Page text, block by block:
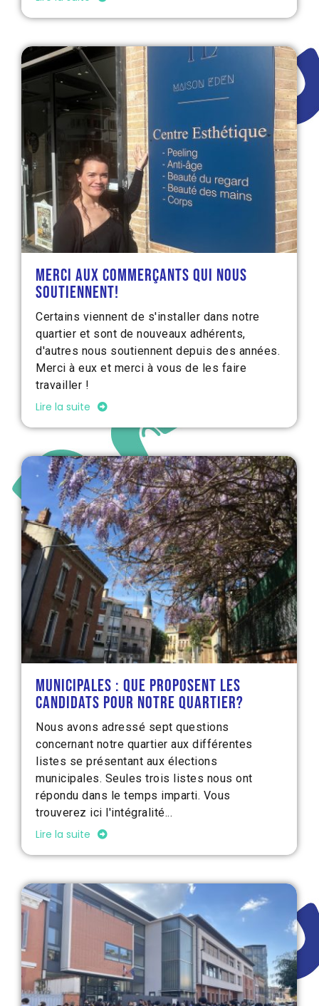
Merci aux commerçants qui nous
soutiennent!
Certains viennent de s'installer dans notre
quartier et sont de nouveaux adhérents,
d'autres nous soutiennent depuis des années.
Merci à eux et merci à vous de les faire
travailler !
Lire la suite
Municipales : que proposent les
candidats pour notre quartier?
Nous avons adressé sept questions
concernant notre quartier aux différentes
listes se présentant aux élections
municipales. Seules trois listes nous ont
répondu dans le temps imparti. Vous
trouverez ici l'intégralité...
Lire la suite